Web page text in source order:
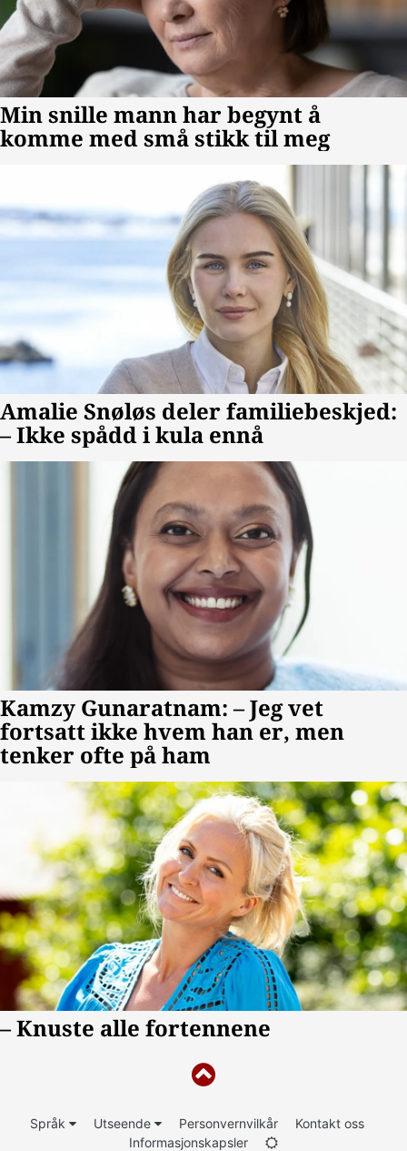
Språk Utseende Personvernvilkår
Kontakt oss
Informasjonskapsler